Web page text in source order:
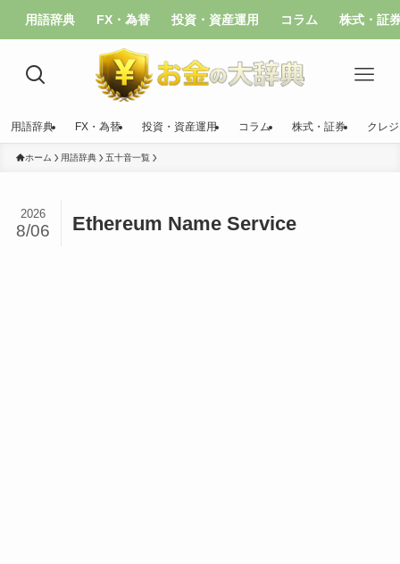
用語辞典 FX・為替 投資・資産運用 コラム 株式・証
用語辞典 FX・為替 投資・資産運用 コラム 株式・証券 クレ
ホーム 用語辞典 五十音一覧
Ethereum Name Service
2026
8/06